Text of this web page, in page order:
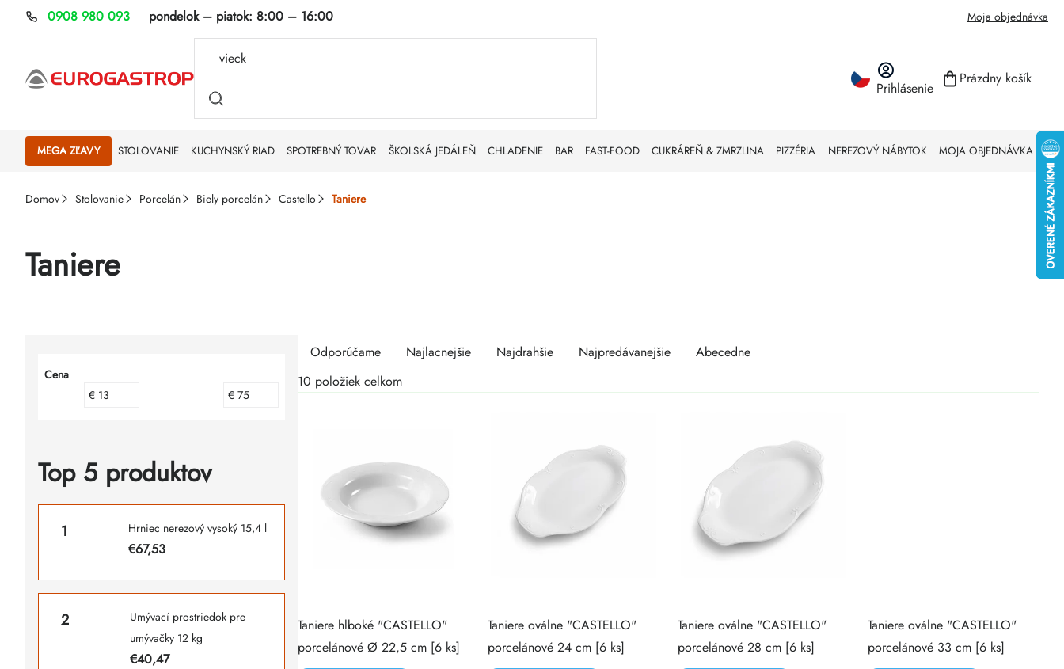
Prejsť
0908 980 093 pondelok – piatok: 8:00 – 16:00 Moja objednávka
Prihlásenie NÁKUPNÝ
Prázdny košík
MEGA ZĽAVY STOLOVANIE KUCHYNSKÝ RIAD SPOTREBNÝ TOVAR ŠKOLSKÁ JEDÁLEŇ CHLADENIE BAR FAST-FOOD CUKRÁREŇ & ZMRZLINA PIZZÉRIA NEREZOVÝ NÁBYTOK MOJA OBJEDNÁVKA
Domov Stolovanie Porcelán Biely porcelán Castello Taniere
Taniere
Bočný
panel
Cena
€ 13 € 75
Top 5 produktov
Hrniec nerezový vysoký 15,4 l
€67,53
Umývací prostriedok pre
umývačky 12 kg
€40,47
Radenie
produktov
Odporúčame Najlacnejšie Najdrahšie Najpredávanejšie
Abecedne
10 položiek celkom
Výpis
produktov
Taniere hlboké "CASTELLO"
porcelánové Ø 22,5 cm [6 ks]
Taniere oválne "CASTELLO"
porcelánové 24 cm [6 ks]
Taniere oválne "CASTELLO"
porcelánové 28 cm [6 ks]
Taniere oválne "CASTELLO"
porcelánové 33 cm [6 ks]